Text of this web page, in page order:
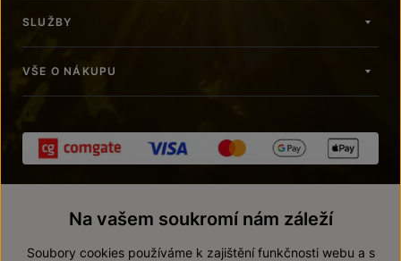
SLUŽBY
VŠE O NÁKUPU
Na vašem soukromí nám záleží
Soubory cookies používáme k zajištění funkčnosti webu a s